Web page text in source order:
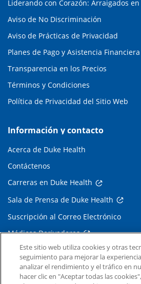
Liderando con Corazón: Arraigados
Aviso de No Discriminación
Aviso de Prácticas de Privacidad
Planes de Pago y Asistencia Financiera
Transparencia en los Precios
Términos y Condiciones
Política de Privacidad del Sitio Web
Información y contacto
Acerca de Duke Health
Contáctenos
Carreras en Duke Health
Sala de Prensa de Duke Health
Suscripción al Correo Electrónico
Médicos Derivadores
Enlaces relacionados
Duke Cancer Institute
Este sitio web utiliza cookies y otras
seguimiento para mejorar la
analizar el rendimiento y el tráfico en
hacer clic en "Aceptar todas las